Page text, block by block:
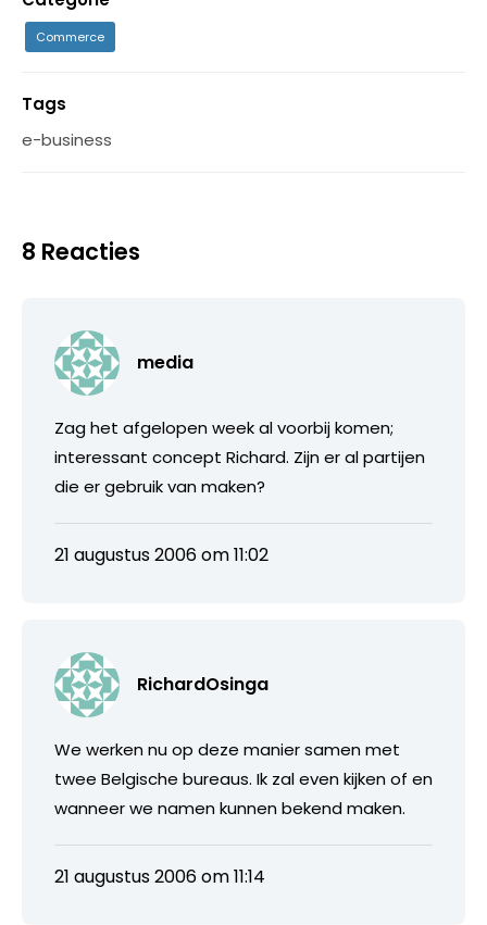
Commerce
Tags
e-business
8 Reacties
media
Zag het afgelopen week al voorbij komen;
interessant concept Richard. Zijn er al partijen
die er gebruik van maken?
21 augustus 2006 om 11:02
RichardOsinga
We werken nu op deze manier samen met
twee Belgische bureaus. Ik zal even kijken of en
wanneer we namen kunnen bekend maken.
21 augustus 2006 om 11:14